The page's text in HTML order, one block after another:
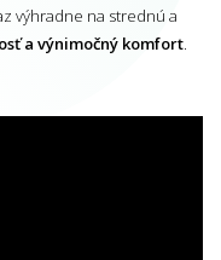
výhradne na strednú a
a výnimočný komfort.